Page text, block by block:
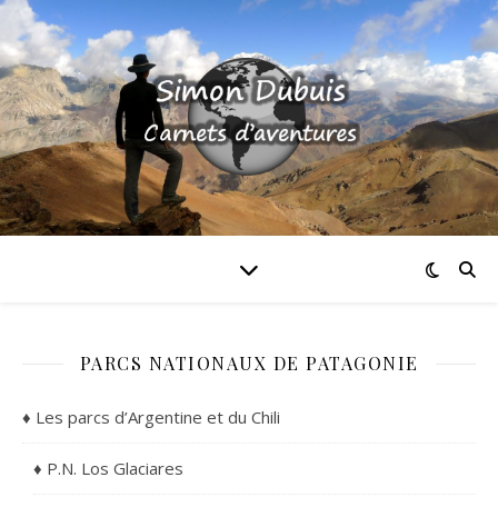
PARCS NATIONAUX DE PATAGONIE
♦ Les parcs d’Argentine et du Chili
♦ P.N. Los Glaciares